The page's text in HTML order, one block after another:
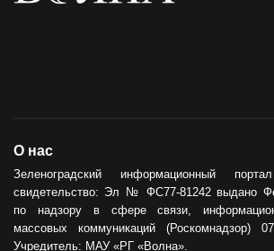
О нас
Зеленоградский информационный
свидетельство: Эл № ФС77-81242 выдано
по надзору в сфере связи,
массовых коммуникаций (Роскомнадзор)
Учредитель: МАУ «РГ «Волна».